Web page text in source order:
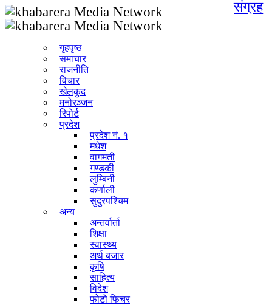
गृहपृष्ठ
समाचार
राजनीति
विचार
खेलकुद
मनोरञ्जन
रिपोर्ट
प्रदेश
प्रदेश नं. १
मधेश
वागमती
गण्डकी
लुम्बिनी
कर्णाली
सुदुरपश्चिम
अन्य
अन्तर्वार्ता
शिक्षा
स्वास्थ्य
अर्थ बजार
कृषि
साहित्य
विदेश
फोटो फिचर
संग्रह